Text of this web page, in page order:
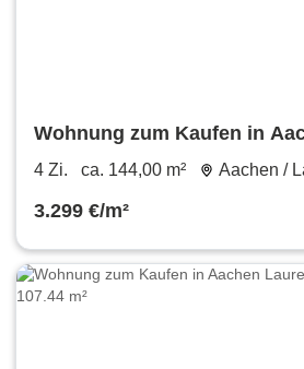
Wohnung zum Kaufen in
Laurensberg 475.000 € 144
4 Zi. ca. 144,00 m² Aachen /
3.299 €/m²